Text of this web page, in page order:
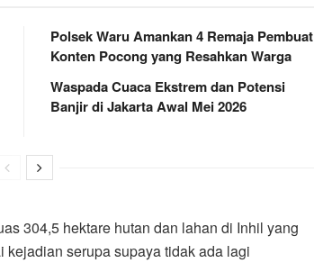
Polsek Waru Amankan 4 Remaja Pembuat
Konten Pocong yang Resahkan Warga
Waspada Cuaca Ekstrem dan Potensi
Banjir di Jakarta Awal Mei 2026
304,5 hektare hutan dan lahan di Inhil yang
serupa supaya tidak ada lagi